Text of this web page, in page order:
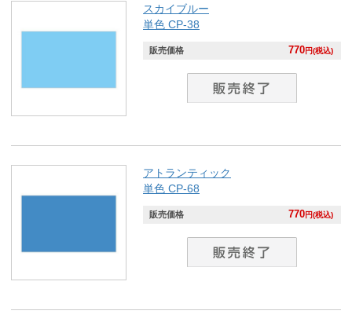
スカイブルー
単色 CP-38
販売価格 770円(税込)
アトランティック
単色 CP-68
販売価格 770円(税込)